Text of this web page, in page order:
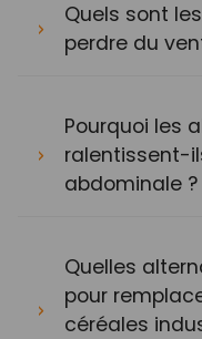
Quels sont
perdre du
Pourquoi les
ralentissent-
abdominale ?
Quelles
pour
céréales